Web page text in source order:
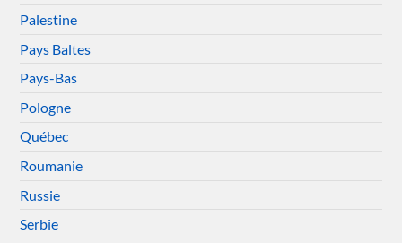
Palestine
Pays Baltes
Pays-Bas
Pologne
Québec
Roumanie
Russie
Serbie